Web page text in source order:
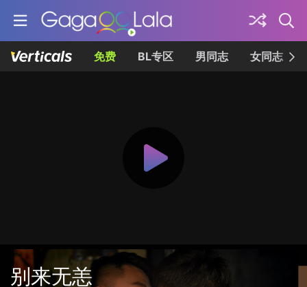
免费 BL专区 男同志 女同志
别来无恙